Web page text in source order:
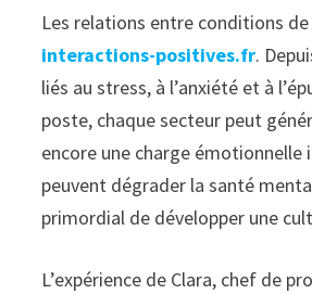
Les relations entre conditions
interactions-positives.fr.
liés au stress, à l’anxiété et à
poste, chaque secteur peut
encore une charge
peuvent dégrader la santé
primordial de développer une
L’expérience de Clara, chef de